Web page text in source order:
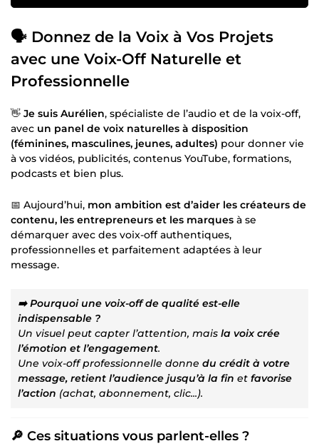
🗣️ Donnez de la Voix à Vos Projets
avec une Voix-Off Naturelle et
Professionnelle
👋 Je suis Aurélien, spécialiste de l’audio et de la voix-off,
avec un panel de voix naturelles à disposition
(féminines, masculines, jeunes, adultes) pour donner vie
à vos vidéos, publicités, contenus YouTube, formations,
podcasts et bien plus.
📅 Aujourd’hui, mon ambition est d’aider les créateurs de
contenu, les entrepreneurs et les marques à se
démarquer avec des voix-off authentiques,
professionnelles et parfaitement adaptées à leur
message.
➡️ Pourquoi une voix-off de qualité est-elle
indispensable ?
Un visuel peut capter l’attention, mais la voix crée
l’émotion et l’engagement.
Une voix-off professionnelle donne du crédit à votre
message, retient l’audience jusqu’à la fin et favorise
l’action (achat, abonnement, clic...).
🔎 Ces situations vous parlent-elles ?